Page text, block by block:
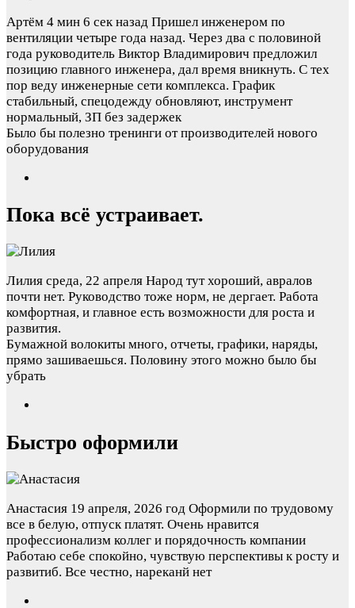
Артём 4 мин 6 сек назад Пришел инженером по
вентиляции четыре года назад. Через два с половиной
года руководитель Виктор Владимирович предложил
позицию главного инженера, дал время вникнуть. С тех
пор веду инженерные сети комплекса. График
стабильный, спецодежду обновляют, инструмент
нормальный, ЗП без задержек
Было бы полезно тренинги от производителей нового
оборудования
Пока всё устраивает.
Лилия среда, 22 апреля Народ тут хороший, авралов
почти нет. Руководство тоже норм, не дергает. Работа
комфортная, и главное есть возможности для роста и
развития.
Бумажной волокиты много, отчеты, графики, наряды,
прямо зашиваешься. Половину этого можно было бы
убрать
Быстро оформили
Анастасия 19 апреля, 2026 год Оформили по трудовому
все в белую, отпуск платят. Очень нравится
профессионализм коллег и порядочность компании
Работаю себе спокойно, чувствую перспективы к росту и
развитиб. Все честно, нареканй нет